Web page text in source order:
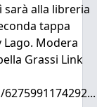
sarà alla libreria
tappa
Modera
Grassi Link